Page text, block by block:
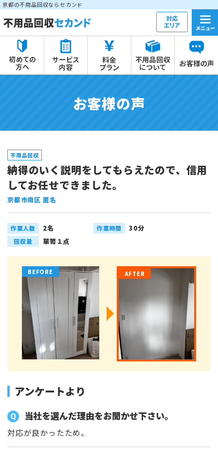
京都の不用品回収ならセカンド
お客様の声
不用品回収
納得のいく説明をしてもらえたので、信用
してお任せできました。
京都市南区 匿名
作業人数 2名 作業時間 30分
回収量 箪笥１点
アンケートより
当社を選んだ理由をお聞かせ下さい。
対応が良かったため。